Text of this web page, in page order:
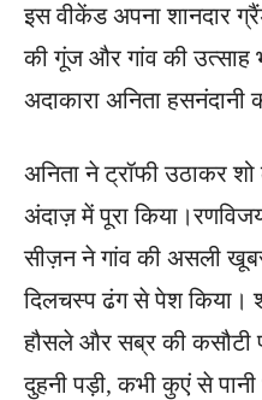
इस वीकेंड अपना शानदार
की गूंज और गांव की उत्साह
अदाकारा अनिता हसनंदानी
अनिता ने ट्रॉफी उठाकर
अंदाज़ में पूरा किया।रणविजय
सीज़न ने गांव की असली
दिलचस्प ढंग से पेश किया।
हौसले और सब्र की कसौटी
दुहनी पड़ी, कभी कुएं से